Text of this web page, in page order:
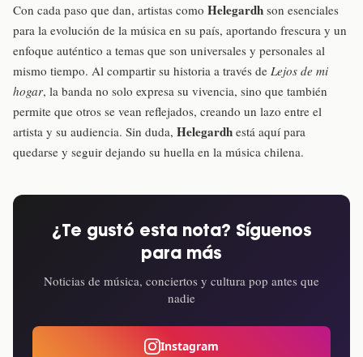
Con cada paso que dan, artistas como Helegardh son esenciales
para la evolución de la música en su país, aportando frescura y un
enfoque auténtico a temas que son universales y personales al
mismo tiempo. Al compartir su historia a través de Lejos de mi
hogar, la banda no solo expresa su vivencia, sino que también
permite que otros se vean reflejados, creando un lazo entre el
artista y su audiencia. Sin duda, Helegardh está aquí para
quedarse y seguir dejando su huella en la música chilena.
¿Te gustó esta nota? Síguenos
para más
Noticias de música, conciertos y cultura pop antes que
nadie
Instagram